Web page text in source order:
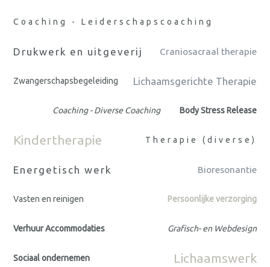
Coaching - Leiderschapscoaching
Drukwerk en uitgeverij Craniosacraal therapie
Zwangerschapsbegeleiding Lichaamsgerichte Therapie
Coaching - Diverse Coaching Body Stress Release
Kindertherapie Therapie (diverse)
Energetisch werk Bioresonantie
Vasten en reinigen Persoonlijke verzorging
Verhuur Accommodaties Grafisch- en Webdesign
Sociaal ondernemen Lichaamswerk